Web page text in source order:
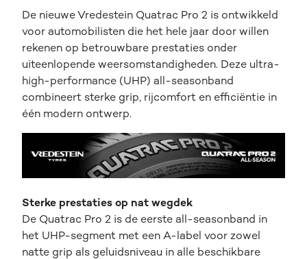
De nieuwe Vredestein Quatrac Pro 2 is ontwikkeld
voor automobilisten die het hele jaar door willen
rekenen op betrouwbare prestaties onder
uiteenlopende weersomstandigheden. Deze ultra-
high-performance (UHP) all-seasonband
combineert sterke grip, rijcomfort en efficiëntie in
één modern ontwerp.
Sterke prestaties op nat wegdek
De Quatrac Pro 2 is de eerste all-seasonband in
het UHP-segment met een A-label voor zowel
natte grip als geluidsniveau in alle beschikbare